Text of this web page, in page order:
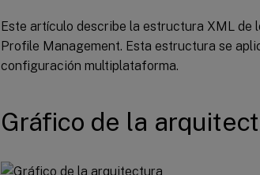
Este artículo describe la estructura XML de
Profile Management. Esta estructura se
configuración multiplataforma.
Gráfico de la